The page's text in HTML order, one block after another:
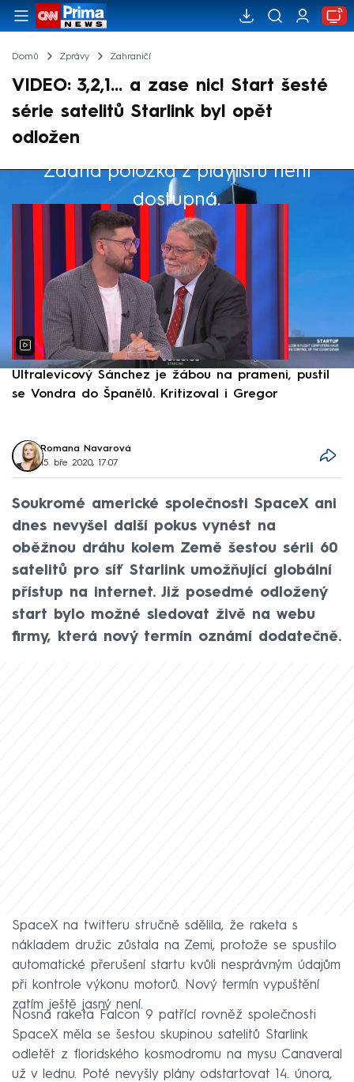
Domů Zprávy Zahraničí
VIDEO: 3,2,1... a zase nic! Start šesté
série satelitů Starlink byl opět
odložen
Žádná položka z playlistu není
dostupná.
Výběr redakce
Ultralevicový Sánchez je žábou na prameni, pustil
se Vondra do Španělů. Kritizoval i Gregor
Romana Navarová
15. bře 2020, 17:07
Soukromé americké společnosti SpaceX ani
dnes nevyšel další pokus vynést na
oběžnou dráhu kolem Země šestou sérii 60
satelitů pro síť Starlink umožňující globální
přístup na internet. Již posedmé odložený
start bylo možné sledovat živě na webu
firmy, která nový termín oznámí dodatečně.
SpaceX na twitteru stručně sdělila, že raketa s
nákladem družic zůstala na Zemi, protože se spustilo
automatické přerušení startu kvůli nesprávným údajům
při kontrole výkonu motorů. Nový termín vypuštění
zatím ještě jasný není.
Nosná raketa Falcon 9 patřící rovněž společnosti
SpaceX měla se šestou skupinou satelitů Starlink
odletět z floridského kosmodromu na mysu Canaveral
už v lednu. Poté nevyšly plány odstartovat 14. února,